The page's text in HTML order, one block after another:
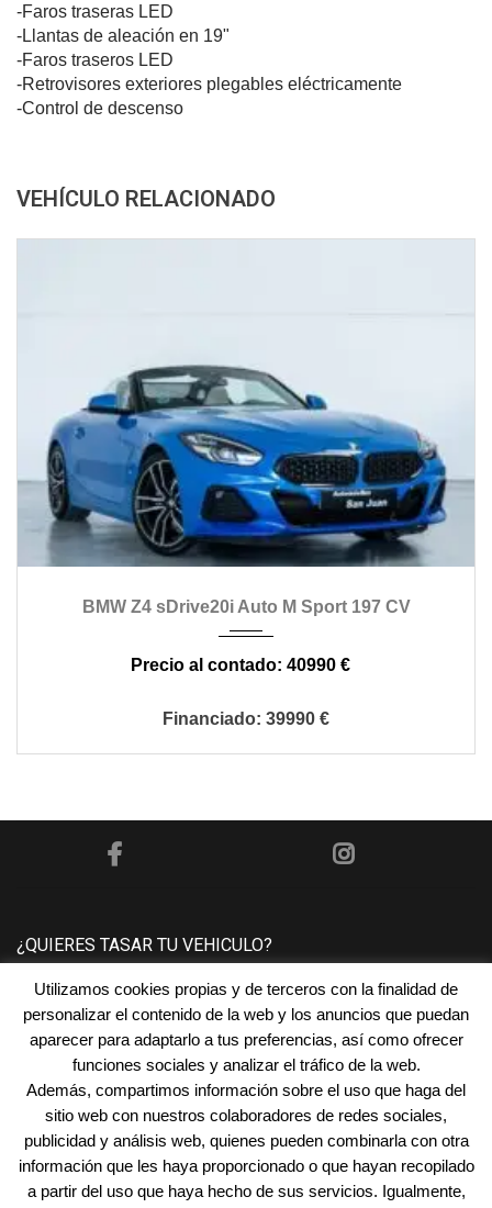
-Faros traseras LED
-Llantas de aleación en 19"
-Faros traseros LED
-Retrovisores exteriores plegables eléctricamente
-Control de descenso
VEHÍCULO RELACIONADO
BMW Z4 sDrive20i Auto M Sport 197 CV
40990 €
39990 €
¿QUIERES TASAR TU VEHICULO?
Póngase en contacto con nosotros y le tasaremos su
vehículo sin ningún compromiso.
¿NECESITAS FINANCIACIÓN?
En Automóviles San Juan
encontramos la financiación
que mejor se adapta a tus necesidades.
Utilizamos cookies propias y de terceros con la finalidad de
personalizar el contenido de la web y los anuncios que puedan
aparecer para adaptarlo a tus preferencias, así como ofrecer
funciones sociales y analizar el tráfico de la web.
Además, compartimos información sobre el uso que haga del
sitio web con nuestros colaboradores de redes sociales,
publicidad y análisis web, quienes pueden combinarla con otra
información que les haya proporcionado o que hayan recopilado
a partir del uso que haya hecho de sus servicios. Igualmente,